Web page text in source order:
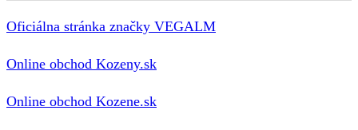
Oficiálna stránka značky VEGALM
Online obchod Kozeny.sk
Online obchod Kozene.sk